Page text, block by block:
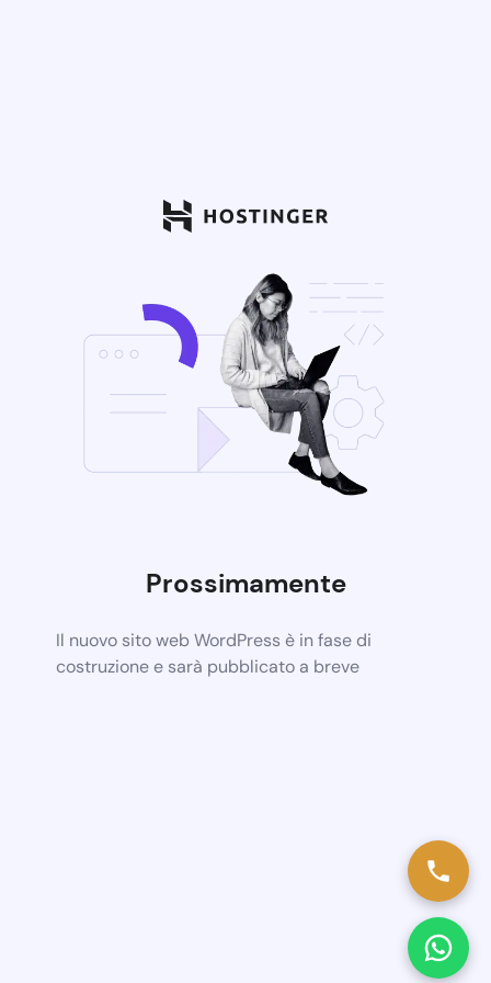
Prossimamente
Il nuovo sito web WordPress è in fase di
costruzione e sarà pubblicato a breve